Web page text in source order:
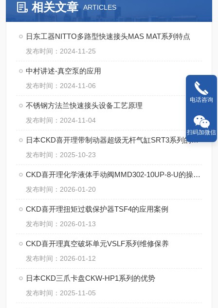
相关文章 ARTICLES
日东工器NITTO多路型快速接头MAS MAT系列特点
发布时间：2024-11-25
中村讲述-真空泵的应用
发布时间：2024-11-06
不锈钢方法兰快速接头设备工艺原理
发布时间：2024-11-04
发布时间：2025-10-23
CKD喜开理化学液体手动阀MMD302-10UP-8-U的操作使用
发布时间：2026-01-20
CKD喜开理扭矩过载保护器TSF4的应用案例
发布时间：2026-01-13
CKD喜开理真空破坏单元VSLF系列维修保养
发布时间：2026-01-12
日本CKD三爪卡盘CKW-HP1系列的优势
发布时间：2025-11-05
电话咨询
扫码加微信